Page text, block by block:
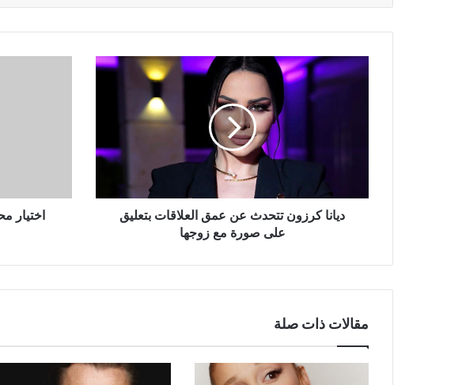
ديانا
كرزون
صورة
ديانا كرزون تتحدث عن عمق العلاقات بتعليق
على صورة مع زوجها
اختيار
مقالات ذات صلة